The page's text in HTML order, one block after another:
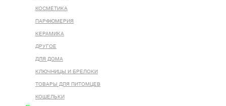
КОСМЕТИКА
ПАРФЮМЕРИЯ
КЕРАМИКА
ДРУГОЕ
ДЛЯ ДОМА
КЛЮЧНИЦЫ И БРЕЛОКИ
ТОВАРЫ ДЛЯ ПИТОМЦЕВ
КОШЕЛЬКИ